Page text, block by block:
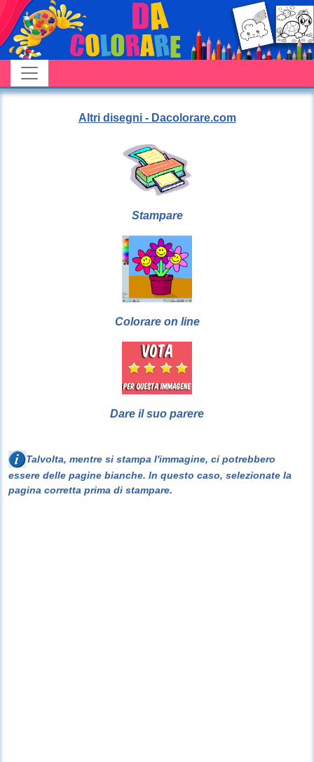
Altri disegni - Dacolorare.com
Stampare
Colorare on line
Dare il suo parere
Talvolta, mentre si stampa l'immagine, ci potrebbero
essere delle pagine bianche. In questo caso, selezionate la
pagina corretta prima di stampare.